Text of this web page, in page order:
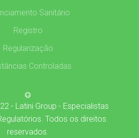
Sanitário
Registro
Regularização
Controladas
- Latini Group - Especialistas
Todos os direitos
reservados.